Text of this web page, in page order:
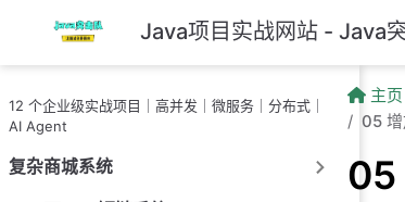
跳至主要內容 Java项目实战网站 - Java
12 个企业级实战项目｜高并发｜微服务｜分布式｜
AI Agent
复杂商城系统
主页
05 增
05